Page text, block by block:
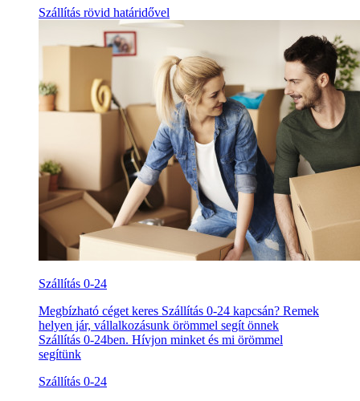
Szállítás rövid határidővel
Szállítás 0-24
Megbízható céget keres Szállítás 0-24 kapcsán? Remek
helyen jár, vállalkozásunk örömmel segít önnek
Szállítás 0-24ben. Hívjon minket és mi örömmel
segítünk
Szállítás 0-24